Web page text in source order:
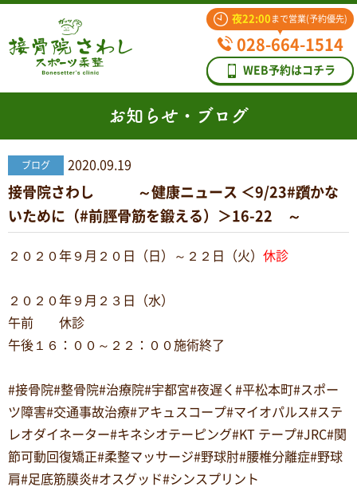
夜22:00 まで営業(予約優先)
028-664-1514
WEB予約はコチラ
お知らせ・ブログ
ブログ 2020.09.19
接骨院さわし ～健康ニュース ＜9/23#躓かな
いために（#前脛骨筋を鍛える）＞16-22 ～
２０２０年９月２０日（日）～２２日（火） 休診
２０２０年９月２３日（水）
午前 休診
午後１６：００～２２：００施術終了
#接骨院#整骨院#治療院#宇都宮#夜遅く#平松本町#スポー
ツ障害#交通事故治療#アキュスコープ#マイオパルス#ステ
レオダイネーター#キネシオテーピング#KT テープ#JRC#関
節可動回復矯正#柔整マッサージ#野球肘#腰椎分離症#野球
肩#足底筋膜炎#オスグッド#シンスプリント